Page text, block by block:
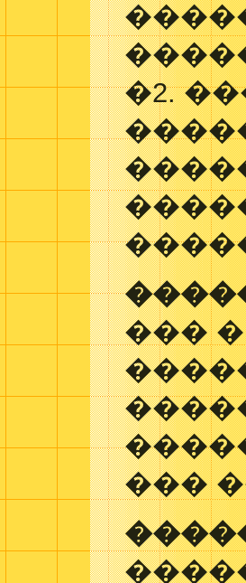
�2.
���
���